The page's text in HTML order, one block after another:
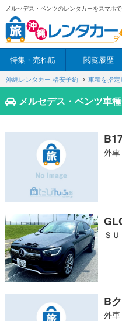
メルセデス・ベンツのレンタカーをスマホ
特集・売れ筋 閲覧履歴
沖縄レンタカー 格安予約 車種を指
メルセデス・ベンツ車
外車
Ｓ
B
外車